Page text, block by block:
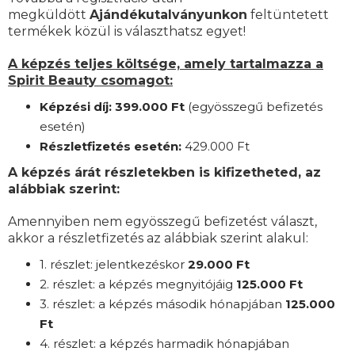
megküldött Ajándékutalványunkon feltüntetett
termékek közül is választhatsz egyet!
A képzés teljes költsége, amely tartalmazza a
Spirit Beauty csomagot:
Képzési díj: 399.000 Ft (egyösszegű befizetés
esetén)
Részletfizetés esetén: 429.000 Ft
A képzés árát részletekben is kifizetheted, az
alábbiak szerint:
Amennyiben nem egyösszegű befizetést választ,
akkor a részletfizetés az alábbiak szerint alakul:
1. részlet: jelentkezéskor 29.000 Ft
2. részlet: a képzés megnyitójáig 125.000 Ft
3. részlet: a képzés második hónapjában 125.000
Ft
4. részlet: a képzés harmadik hónapjában